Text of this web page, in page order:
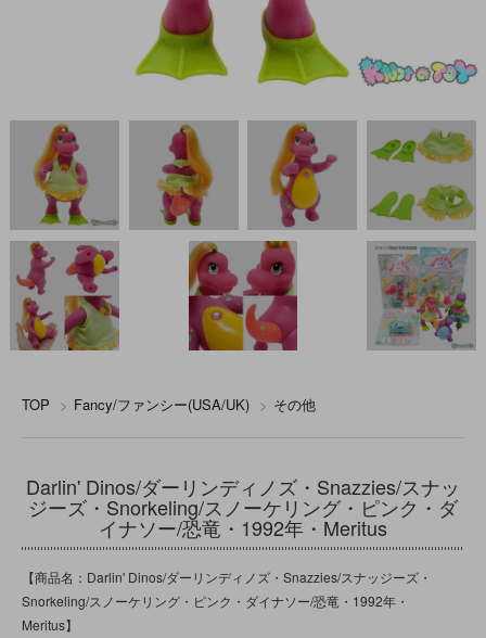
TOP > Fancy/ファンシー(USA/UK) > その他
Darlin' Dinos/ダーリンディノズ・Snazzies/スナッ
ジーズ・Snorkeling/スノーケリング・ピンク・ダ
イナソー/恐竜・1992年・Meritus
【商品名：Darlin' Dinos/ダーリンディノズ・Snazzies/スナッジーズ・
Snorkeling/スノーケリング・ピンク・ダイナソー/恐竜・1992年・
Meritus】